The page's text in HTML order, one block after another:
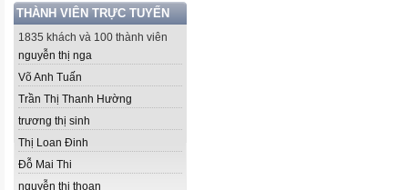
THÀNH VIÊN TRỰC TUYẾN
1835 khách và 100 thành viên
nguyễn thị nga
Võ Anh Tuấn
Trần Thị Thanh Hường
trương thị sinh
Thị Loan Đinh
Đỗ Mai Thi
nguyễn thị thoan